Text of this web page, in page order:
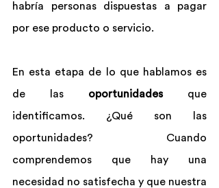
habría personas dispuestas a pagar
por ese producto o servicio.
En esta etapa de lo que hablamos es
de las oportunidades que
identificamos. ¿Qué son las
oportunidades? Cuando
comprendemos que hay una
necesidad no satisfecha y que nuestra